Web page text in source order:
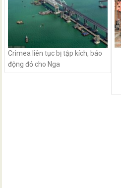
Crimea liên tục bị tập kích, báo
động đỏ cho Nga